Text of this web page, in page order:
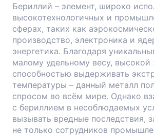
Бериллий – элемент, широко
высокотехнологичных и
сферах, таких как
производство, электроника и
энергетика. Благодаря
малому удельному весу, высокой
способностью выдерживать
температуры – данный металл
спросом во всём мире. Однако
с бериллием в несоблюдаемых
вызывать вредные последствия,
не только сотрудников